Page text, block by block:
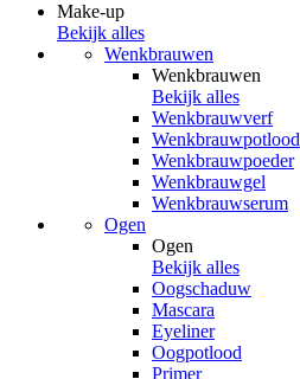
Make-up
Bekijk alles
Wenkbrauwen
Wenkbrauwen
Bekijk alles
Wenkbrauwverf
Wenkbrauwpotlood
Wenkbrauwpoeder
Wenkbrauwgel
Wenkbrauwserum
Ogen
Ogen
Bekijk alles
Oogschaduw
Mascara
Eyeliner
Oogpotlood
Primer